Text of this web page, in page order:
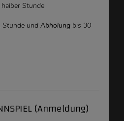
Stunde
Stunde und Abholung bis 30
(Anmeldung)